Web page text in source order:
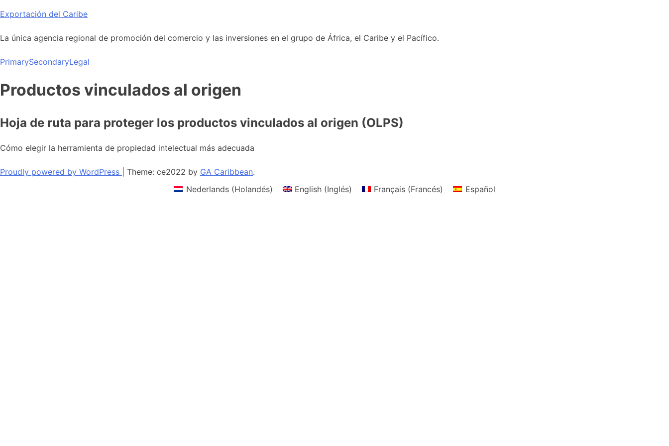
Skip
content
Exportación del Caribe
La única agencia regional de promoción del comercio y las inversiones en el grupo de África, el Caribe y el Pacífico.
PrimarySecondaryLegal
Productos vinculados al origen
Hoja de ruta para proteger los productos vinculados al origen (OLPS)
Cómo elegir la herramienta de propiedad intelectual más adecuada
Proudly powered by WordPress Theme: ce2022 by GA Caribbean.
Nederlands(Holandés) English (Inglés) Français (Francés) Español